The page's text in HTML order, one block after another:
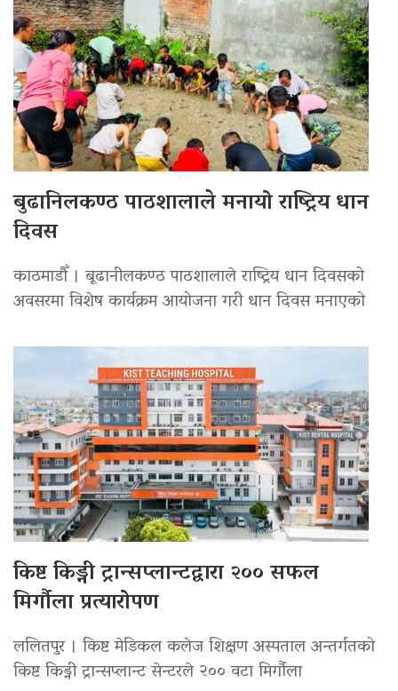
बुढानिलकण्ठ पाठशालाले मनायो राष्ट्रिय धान
दिवस
काठमाडौँ । बूढानीलकण्ठ पाठशालाले राष्ट्रिय धान दिवसको
अवसरमा विशेष कार्यक्रम आयोजना गरी धान दिवस मनाएको
किष्ट किड्नी ट्रान्सप्लान्टद्वारा २०० सफल
मिर्गौला प्रत्यारोपण
ललितपुर । किष्ट मेडिकल कलेज शिक्षण अस्पताल अन्तर्गतको
किष्ट किड्नी ट्रान्सप्लान्ट सेन्टरले २०० वटा मिर्गौला